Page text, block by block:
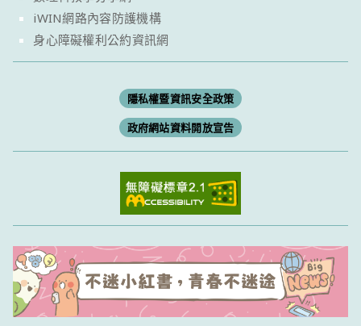
iWIN網路內容防護機構
身心障礙權利公約資訊網
隱私權暨資訊安全政策
政府網站資料開放宣告